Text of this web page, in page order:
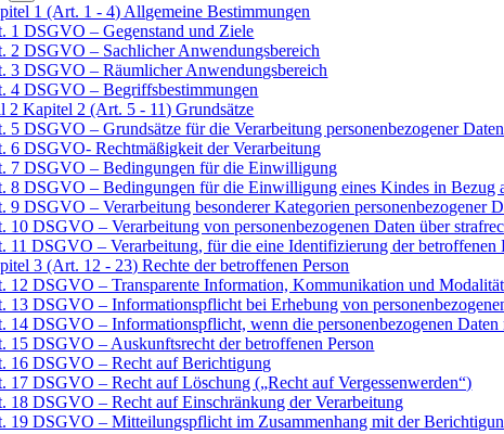
1 (Art. 1 - 4) Allgemeine Bestimmungen
1 DSGVO – Gegenstand und Ziele
2 DSGVO – Sachlicher Anwendungsbereich
3 DSGVO – Räumlicher Anwendungsbereich
4 DSGVO – Begriffsbestimmungen
2 Kapitel 2 (Art. 5 - 11) Grundsätze
5 DSGVO – Grundsätze für die Verarbeitung personenbezogener Daten
6 DSGVO- Rechtmäßigkeit der Verarbeitung
7 DSGVO – Bedingungen für die Einwilligung
8 DSGVO – Bedingungen für die Einwilligung eines Kindes in Bezug
9 DSGVO – Verarbeitung besonderer Kategorien personenbezogener
10 DSGVO – Verarbeitung von personenbezogenen Daten über
11 DSGVO – Verarbeitung, für die eine Identifizierung der betroffenen
3 (Art. 12 - 23) Rechte der betroffenen Person
12 DSGVO – Transparente Information, Kommunikation und
13 DSGVO – Informationspflicht bei Erhebung von
14 DSGVO – Informationspflicht, wenn die personenbezogenen
15 DSGVO – Auskunftsrecht der betroffenen Person
16 DSGVO – Recht auf Berichtigung
17 DSGVO – Recht auf Löschung („Recht auf Vergessenwerden“)
18 DSGVO – Recht auf Einschränkung der Verarbeitung
19 DSGVO – Mitteilungspflicht im Zusammenhang mit der